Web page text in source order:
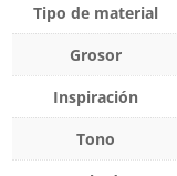
Tipo de material
Grosor
Inspiración
Tono